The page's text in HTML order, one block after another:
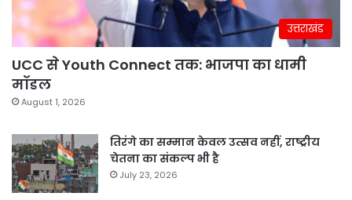
उत्तराखंड
UCC से Youth Connect तक: भाजपा का धामी
मॉडल
August 1, 2026
तिरंगे का सम्मान केवल उत्सव नहीं, राष्ट्रीय
चेतना का संकल्प भी है
July 23, 2026